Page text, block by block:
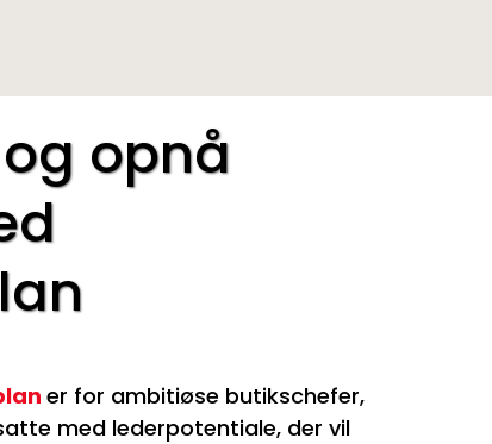
opnå
er for ambitiøse butikschefer,
med lederpotentiale, der vil